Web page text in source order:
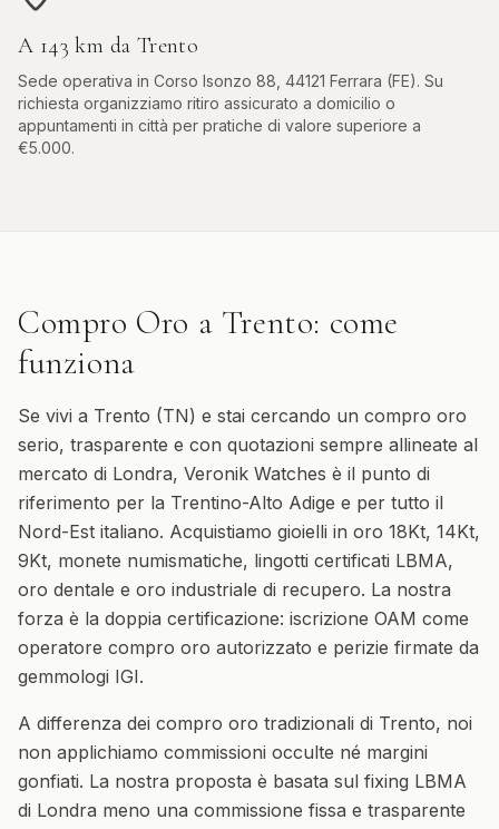
A 143 km da Trento
Sede operativa in Corso Isonzo 88, 44121 Ferrara (FE). Su
richiesta organizziamo ritiro assicurato a domicilio o
appuntamenti in città per pratiche di valore superiore a
€5.000.
Compro Oro a Trento: come
funziona
Se vivi a Trento (TN) e stai cercando un compro oro
serio, trasparente e con quotazioni sempre allineate al
mercato di Londra, Veronik Watches è il punto di
riferimento per la Trentino-Alto Adige e per tutto il
Nord-Est italiano. Acquistiamo gioielli in oro 18Kt, 14Kt,
9Kt, monete numismatiche, lingotti certificati LBMA,
oro dentale e oro industriale di recupero. La nostra
forza è la doppia certificazione: iscrizione OAM come
operatore compro oro autorizzato e perizie firmate da
gemmologi IGI.
A differenza dei compro oro tradizionali di Trento, noi
non applichiamo commissioni occulte né margini
gonfiati. La nostra proposta è basata sul fixing LBMA
di Londra meno una commissione fissa e trasparente